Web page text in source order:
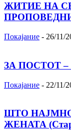
ЖИТИЕ НА
Покајание - 26/11/
ЗА ПОСТОТ –
Покајание - 22/11/
ШТО
ЖЕНАТА